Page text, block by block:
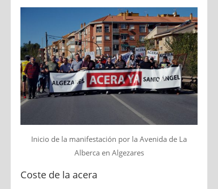
Inicio de la manifestación por la Avenida de La
Alberca en Algezares
Coste de la acera